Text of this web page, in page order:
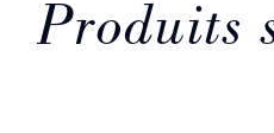
Produits